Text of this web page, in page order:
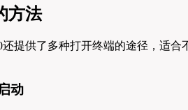
方法
还提供了多种打开终端的途径，适合
动